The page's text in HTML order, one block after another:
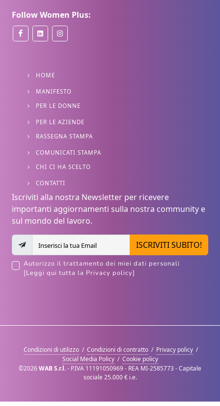
Follow Women Plus:
HOME
MANIFESTO
PER LE DONNE
PER LE AZIENDE
RASSEGNA STAMPA
COMUNICATI STAMPA
CHI CI HA SCELTO
CONTATTI
Iscriviti alla nostra Newsletter per ricevere
importanti aggiornamenti sulla nostra community e
sul mondo del lavoro.
ISCRIVITI SUBITO!
Autorizzo il trattamento dei miei dati personali
[Leggi qui tutta la Privacy policy]
Condizioni di utilizzo / Condizioni di contratto / Privacy policy /
Social Media Policy / Cookie policy
©2026WAB S.r.l.- P.IVA 11191050969 - REA MI-2585773 - Capitale
sociale 25.000 € i.e.